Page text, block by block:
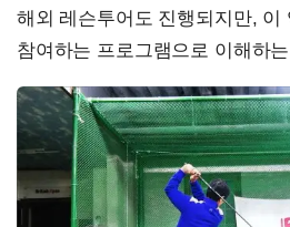
해외 레슨투어도 진행되지만, 이
참여하는 프로그램으로 이해하